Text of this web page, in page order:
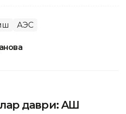
АЭС
даври: АҚШ